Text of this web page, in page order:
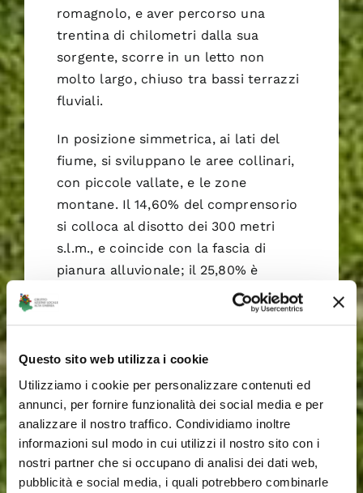
Questo sito web utilizza i cookie
Utilizziamo i cookie per personalizzare contenuti ed
annunci, per fornire funzionalità dei social media e per
analizzare il nostro traffico. Condividiamo inoltre
informazioni sul modo in cui utilizzi il nostro sito con i
nostri partner che si occupano di analisi dei dati web,
pubblicità e social media, i quali potrebbero combinarle
romagnolo, e aver percorso una
trentina di chilometri dalla sua
sorgente, scorre in un letto non
molto largo, chiuso tra bassi terrazzi
fluviali.
In posizione simmetrica, ai lati del
fiume, si sviluppano le aree collinari,
con piccole vallate, e le zone
montane. Il 14,60% del comprensorio
si colloca al disotto dei 300 metri
s.l.m., e coincide con la fascia di
pianura alluvionale; il 25,80% è
compreso tra i 300 e i 400 metri
storicamente consolidatosi; la
restante parte del territorio (circa il
59,60%) giace al di sopra dei 400
metri s.l.m., ospitando i suggestivi
borghi rurali e gran parte delle aree
boscate (compresa quella demaniale).
Nella fascia sud/est, che coincide con